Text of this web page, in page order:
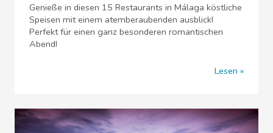
Genieße in diesen 15 Restaurants in Málaga köstliche
Speisen mit einem atemberaubenden ausblick!
Perfekt für einen ganz besonderen romantischen
Abend!
Lesen